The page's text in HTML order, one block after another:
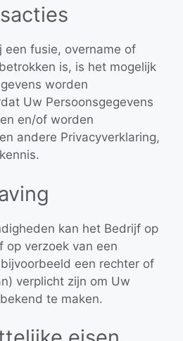
een fusie, overname of
is, is het mogelijk
worden
Uw Persoonsgegevens
en/of worden
andere Privacyverklaring,
kan het Bedrijf op
op verzoek van een
een rechter of
verplicht zijn om Uw
te maken.